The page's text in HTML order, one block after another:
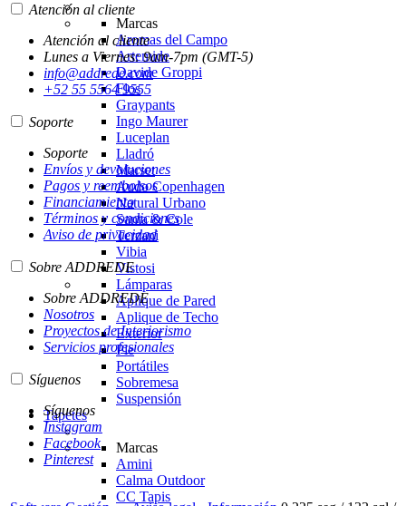
Marcas
Aromas del Campo
Artemide
Davide Groppi
Flos
Graypants
Ingo Maurer
Luceplan
Lladró
Marset
Audo Copenhagen
Natural Urbano
Santa & Cole
Terzani
Vibia
Vistosi
Lámparas
Aplique de Pared
Aplique de Techo
Exterior
Pie
Portátiles
Sobremesa
Suspensión
Tapetes
Marcas
Amini
Calma Outdoor
CC Tapis
Atención al cliente
Atención al cliente
Lunes a Viernes: 9am-7pm (GMT-5)
info@addrede.com
+52 55 5564 9555
Soporte
Soporte
Envíos y devoluciones
Pagos y reembolsos
Financiamiento
Términos y condiciones
Aviso de privacidad
Sobre ADDREDE
Sobre ADDREDE
Nosotros
Proyectos de Interiorismo
Servicios profesionales
Síguenos
Síguenos
Instagram
Facebook
Pinterest